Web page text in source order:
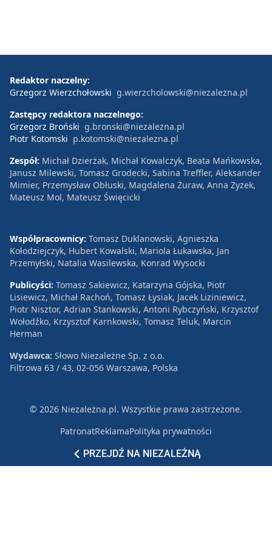
PRZEJDŹ NA NIEZALEŻNĄ
Redaktor naczelny:
Grzegorz Wierzchołowski g.wierzcholowski@niezalezna.pl
Zastępcy redaktora naczelnego:
Grzegorz Broński g.bronski@niezalezna.pl
Piotr Kotomski p.kotomski@niezalezna.pl
Zespół: Michał Dzierżak, Michał Kowalczyk, Beata Mańkowska,
Janusz Milewski, Tomasz Grodecki, Sabina Treffler, Aleksander
Mimier, Przemysław Obłuski, Magdalena Żuraw, Anna Zyzek,
Mateusz Mol, Mateusz Święcicki
Współpracownicy: Tomasz Duklanowski, Agnieszka
Kołodziejczyk, Hubert Kowalski, Mariola Łukawska, Jan
Przemyłski, Natalia Wasilewska, Konrad Wysocki
Publicyści: Tomasz Sakiewicz, Katarzyna Gójska, Piotr
Lisiewicz, Michał Rachoń, Tomasz Łysiak, Jacek Liziniewicz,
Piotr Nisztor, Adrian Stankowski, Antoni Rybczyński, Krzysztof
Wołodźko, Krzysztof Karnkowski, Tomasz Teluk, Marcin
Herman
Wydawca: Słowo Niezależne Sp. z o.o.
Filtrowa 63 / 43, 02-056 Warszawa, Polska
© 2026 Niezależna.pl. Wszystkie prawa zastrzeżone.
PatronatReklamaPolityka prywatności